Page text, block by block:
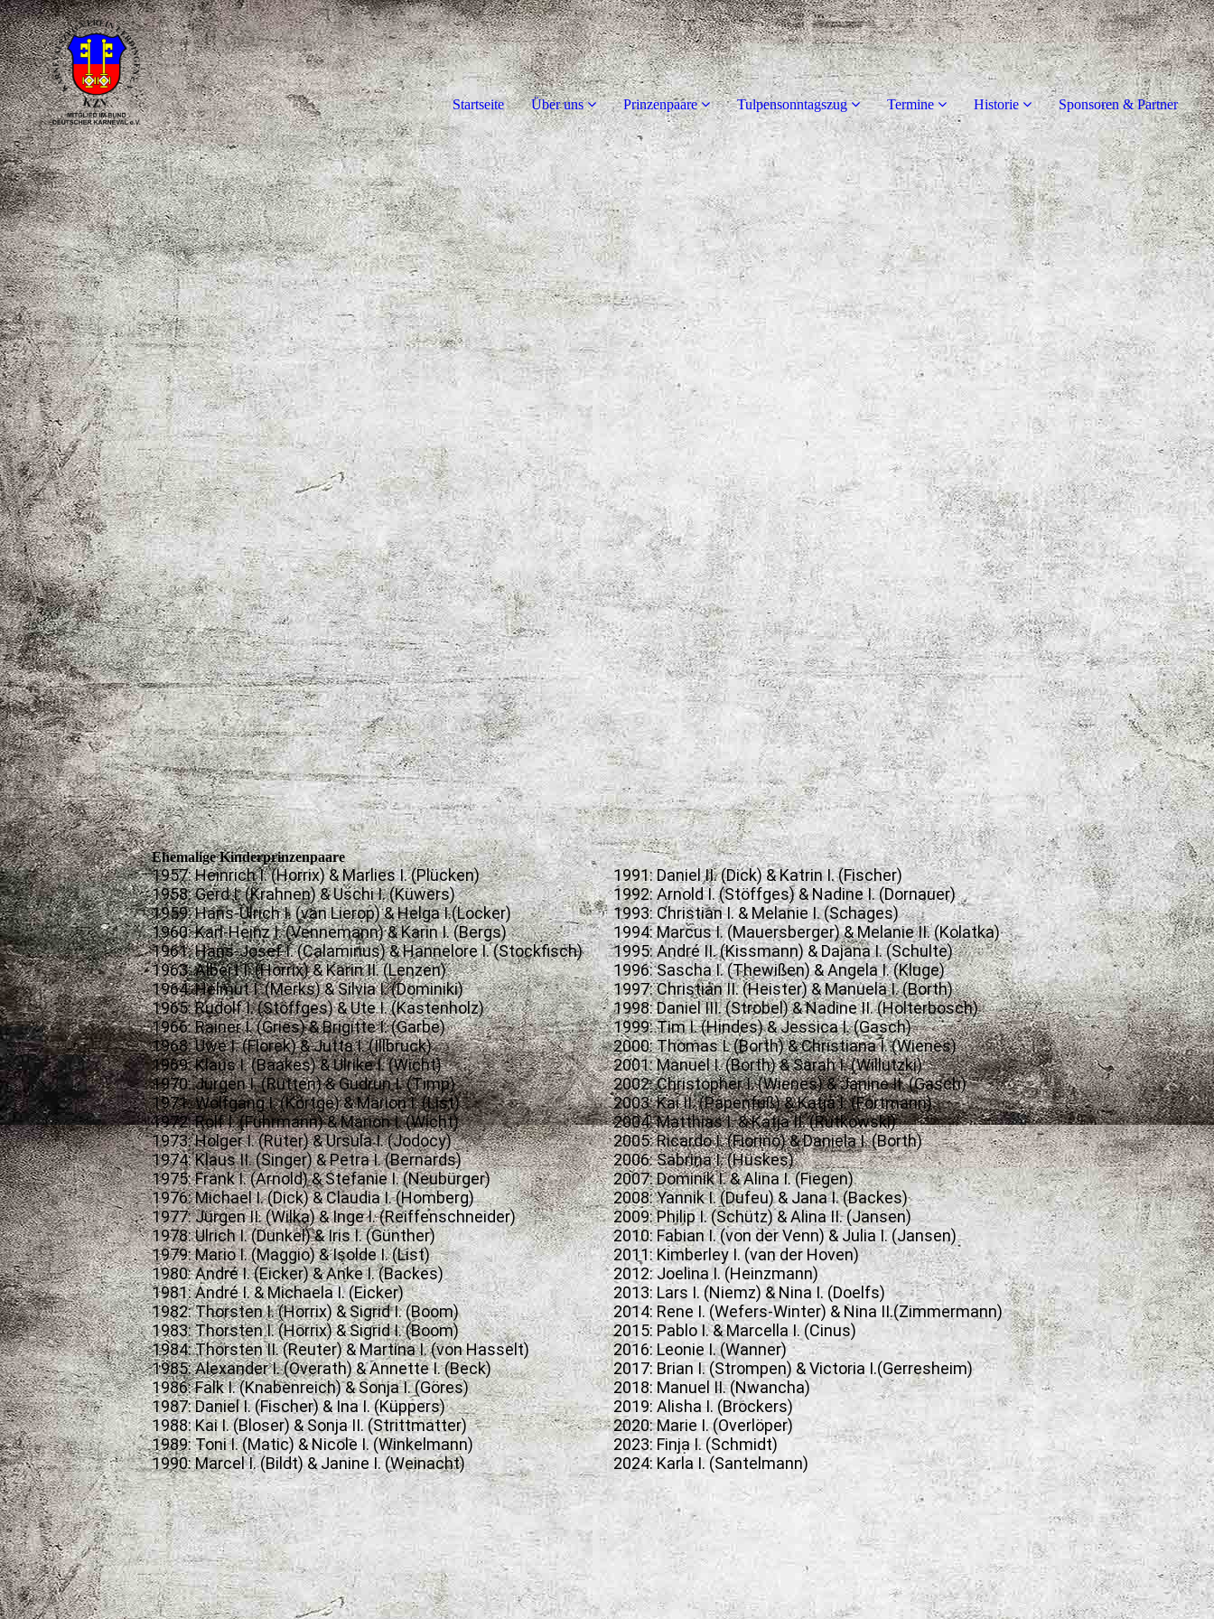
Startseite Über uns Prinzenpaare Tulpensonntagszug Termine Historie Sponsoren & Partner
Ehemalige Kinderprinzenpaare
1957: Heinrich I. (Horrix) & Marlies I. (Plücken)
1958: Gerd I. (Krahnen) & Uschi I. (Küwers)
1959: Hans-Ulrich I. (van Lierop) & Helga I.(Locker)
1960: Karl-Heinz I. (Vennemann) & Karin I. (Bergs)
1961: Hans-Josef I. (Calaminus) & Hannelore I. (Stockfisch)
1963: Albert I. (Horrix) & Karin II. (Lenzen)
1964: Helmut I. (Merks) & Silvia I. (Dominiki)
1965: Rudolf I. (Stöffges) & Ute I. (Kastenholz)
1966: Rainer I. (Gries) & Brigitte I. (Garbe)
1968: Uwe I. (Florek) & Jutta I. (Illbruck)
1969: Klaus I. (Baakes) & Ulrike I. (Wicht)
1970: Jürgen I. (Rütten) & Gudrun I. (Timp)
1971: Wolfgang I. (Körtge) & Marion I. (List)
1972: Rolf I. (Führmann) & Marion I. (Wicht)
1973: Holger I. (Rüter) & Ursula I. (Jodocy)
1974: Klaus II. (Singer) & Petra I. (Bernards)
1975: Frank I. (Arnold) & Stefanie I. (Neubürger)
1976: Michael I. (Dick) & Claudia I. (Homberg)
1977: Jürgen II. (Wilka) & Inge I. (Reiffenschneider)
1978: Ulrich I. (Dunkel) & Iris I. (Günther)
1979: Mario I. (Maggio) & Isolde I. (List)
1980: André I. (Eicker) & Anke I. (Backes)
1981: André I. & Michaela I. (Eicker)
1982: Thorsten I. (Horrix) & Sigrid I. (Boom)
1983: Thorsten I. (Horrix) & Sigrid I. (Boom)
1984: Thorsten II. (Reuter) & Martina I. (von Hasselt)
1985: Alexander I. (Overath) & Annette I. (Beck)
1986: Falk I. (Knabenreich) & Sonja I. (Göres)
1987: Daniel I. (Fischer) & Ina I. (Küppers)
1988: Kai I. (Bloser) & Sonja II. (Strittmatter)
1989: Toni I. (Matic) & Nicole I. (Winkelmann)
1990: Marcel I. (Bildt) & Janine I. (Weinacht)
1991: Daniel II. (Dick) & Katrin I. (Fischer)
1992: Arnold I. (Stöffges) & Nadine I. (Dornauer)
1993: Christian I. & Melanie I. (Schages)
1994: Marcus I. (Mauersberger) & Melanie II. (Kolatka)
1995: André II. (Kissmann) & Dajana I. (Schulte)
1996: Sascha I. (Thewißen) & Angela I. (Kluge)
1997: Christian II. (Heister) & Manuela I. (Borth)
1998: Daniel III. (Strobel) & Nadine II. (Holterbosch)
1999: Tim I. (Hindes) & Jessica I. (Gasch)
2000: Thomas I. (Borth) & Christiana I. (Wienes)
2001: Manuel I. (Borth) & Sarah I. (Willutzki)
2002: Christopher I. (Wienes) & Janine II. (Gasch)
2003: Kai II. (Papenfuß) & Katja I. (Fortmann)
2004: Matthias I. & Katja II. (Rutkowski)
2005: Ricardo I. (Fiorino) & Daniela I. (Borth)
2006: Sabrina I. (Hüskes)
2007: Dominik I. & Alina I. (Fiegen)
2008: Yannik I. (Dufeu) & Jana I. (Backes)
2009: Philip I. (Schütz) & Alina II. (Jansen)
2010: Fabian I. (von der Venn) & Julia I. (Jansen)
2011: Kimberley I. (van der Hoven)
2012: Joelina I. (Heinzmann)
2013: Lars I. (Niemz) & Nina I. (Doelfs)
2014: Rene I. (Wefers-Winter) & Nina II.(Zimmermann)
2015: Pablo I. & Marcella I. (Cinus)
2016: Leonie I. (Wanner)
2017: Brian I. (Strompen) & Victoria I.(Gerresheim)
2018: Manuel II. (Nwancha)
2019: Alisha I. (Brockers)
2020: Marie I. (Overlöper)
2023: Finja I. (Schmidt)
2024: Karla I. (Santelmann)